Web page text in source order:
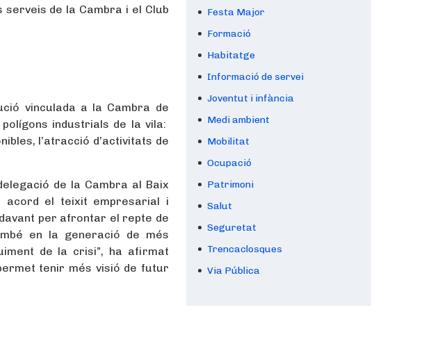
de la Cambra i el Club
vinculada a la Cambra de
industrials de la vila:
l’atracció d’activitats de
de la Cambra al Baix
acord el teixit empresarial i
per afrontar el repte de
en la generació de més
de la crisi”, ha afirmat
tenir més visió de futur
Festa Major
Formació
Habitatge
Informació de servei
Joventut i infància
Medi ambient
Mobilitat
Ocupació
Patrimoni
Salut
Seguretat
Trencaclosques
Via Pública